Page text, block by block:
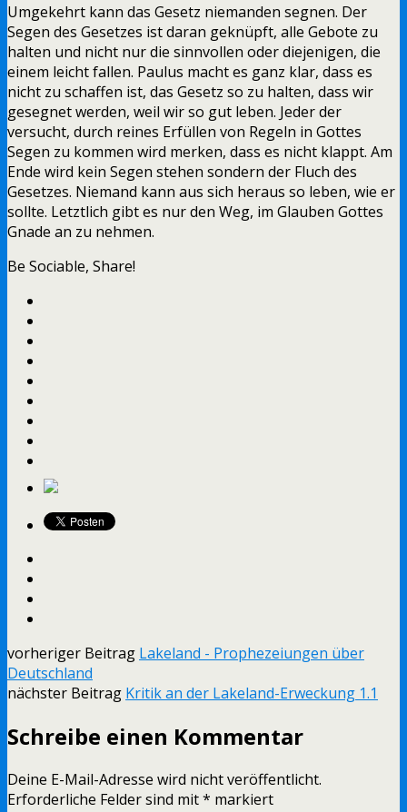
Umgekehrt kann das Gesetz niemanden segnen. Der
Segen des Gesetzes ist daran geknüpft, alle Gebote zu
halten und nicht nur die sinnvollen oder diejenigen, die
einem leicht fallen. Paulus macht es ganz klar, dass es
nicht zu schaffen ist, das Gesetz so zu halten, dass wir
gesegnet werden, weil wir so gut leben. Jeder der
versucht, durch reines Erfüllen von Regeln in Gottes
Segen zu kommen wird merken, dass es nicht klappt. Am
Ende wird kein Segen stehen sondern der Fluch des
Gesetzes. Niemand kann aus sich heraus so leben, wie er
sollte. Letztlich gibt es nur den Weg, im Glauben Gottes
Gnade an zu nehmen.
Be Sociable, Share!
vorheriger Beitrag Lakeland - Prophezeiungen über
Deutschland
nächster Beitrag Kritik an der Lakeland-Erweckung 1.1
Schreibe einen Kommentar
Deine E-Mail-Adresse wird nicht veröffentlicht.
Erforderliche Felder sind mit* markiert